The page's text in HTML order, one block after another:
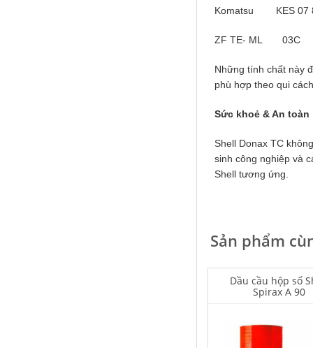
Komatsu KES 07
ZF TE- ML 03C
Những tính chất này
phù hợp theo qui
Sức khoẻ & An toàn
Shell Donax TC
sinh công nghiệp và
Shell tương ứng.
Sản phẩm
Dầu cầu hộp số
Spirax A 90